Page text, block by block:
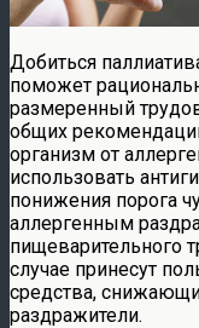
Добиться
поможет
размеренный
общих
организм от
использовать
понижения порога
аллергенным
пищеварительного
случае принесут
средства,
раздражители.